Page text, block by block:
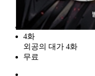
4화
외공의 대가 4화
무료